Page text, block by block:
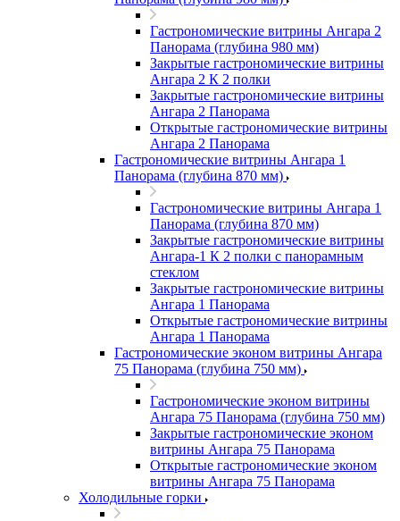
Гастрономические витрины Ангара 2
Панорама (глубина 980 мм)
Закрытые гастрономические витрины
Ангара 2 К 2 полки
Закрытые гастрономические витрины
Ангара 2 Панорама
Открытые гастрономические витрины
Ангара 2 Панорама
Гастрономические витрины Ангара 1
Панорама (глубина 870 мм)
Гастрономические витрины Ангара 1
Панорама (глубина 870 мм)
Закрытые гастрономические витрины
Ангара-1 К 2 полки с панорамным
стеклом
Закрытые гастрономические витрины
Ангара 1 Панорама
Открытые гастрономические витрины
Ангара 1 Панорама
Гастрономические эконом витрины Ангара
75 Панорама (глубина 750 мм)
Гастрономические эконом витрины
Ангара 75 Панорама (глубина 750 мм)
Закрытые гастрономические эконом
витрины Ангара 75 Панорама
Открытые гастрономические эконом
витрины Ангара 75 Панорама
Холодильные горки